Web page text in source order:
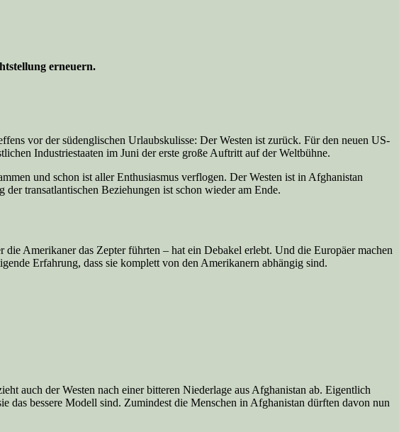
erneuern.
vor der südenglischen Urlaubskulisse: Der Westen ist zurück. Für den neuen US-
Industriestaaten im Juni der erste große Auftritt auf der Weltbühne.
und schon ist aller Enthusiasmus verflogen. Der Westen ist in Afghanistan
transatlantischen Beziehungen ist schon wieder am Ende.
Amerikaner das Zepter führten – hat ein Debakel erlebt. Und die Europäer machen
Erfahrung, dass sie komplett von den Amerikanern abhängig sind.
auch der Westen nach einer bitteren Niederlage aus Afghanistan ab. Eigentlich
das bessere Modell sind. Zumindest die Menschen in Afghanistan dürften davon nun